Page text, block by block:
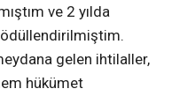
ve 2 yılda
ödüllendirilmiştim.
gelen ihtilaller,
hükümet